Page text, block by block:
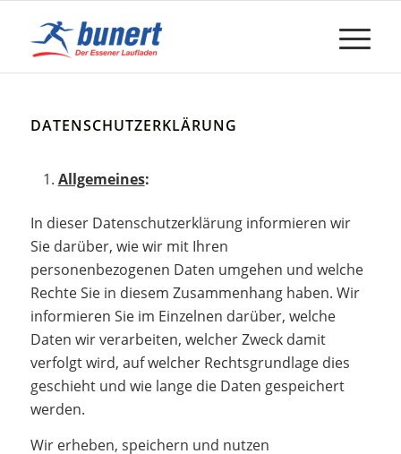
DATENSCHUTZERKLÄRUNG
Allgemeines:
In dieser Datenschutzerklärung informieren wir
Sie darüber, wie wir mit Ihren
personenbezogenen Daten umgehen und welche
Rechte Sie in diesem Zusammenhang haben. Wir
informieren Sie im Einzelnen darüber, welche
Daten wir verarbeiten, welcher Zweck damit
verfolgt wird, auf welcher Rechtsgrundlage dies
geschieht und wie lange die Daten gespeichert
werden.
Wir erheben, speichern und nutzen